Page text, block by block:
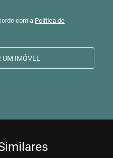
com a Política de
UM IMÓVEL